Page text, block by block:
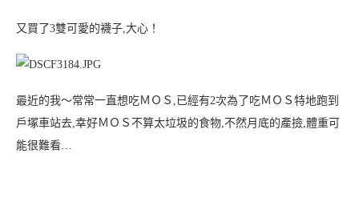
又買了3雙可愛的襪子,大心！
最近的我～常常一直想吃ＭＯＳ,已經有2次為了吃ＭＯＳ特地跑到
戶塚車站去,幸好ＭＯＳ不算太垃圾的食物,不然月底的產撿,體重可
能很難看…